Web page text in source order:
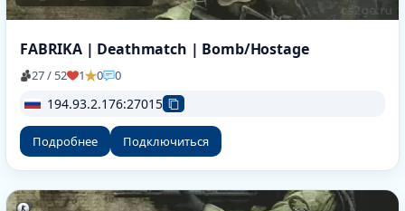
FABRIKA | Deathmatch | Bomb/Hostage
27 / 52 1 0 0
194.93.2.176:27015
Подробнее Подключиться